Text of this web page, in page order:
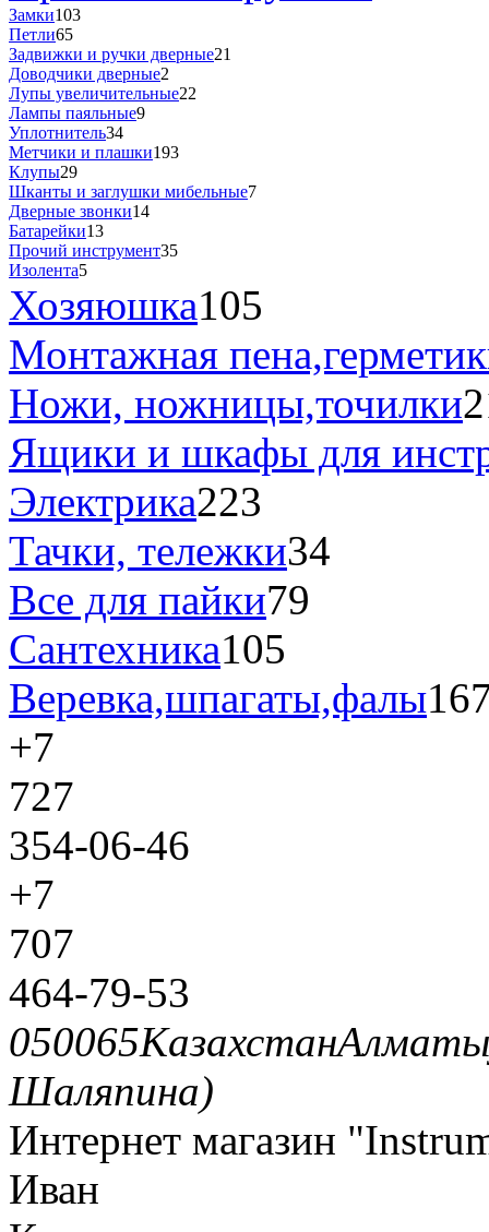
Замки103
Петли65
Задвижки и ручки дверные21
Доводчики дверные2
Лупы увеличительные22
Лампы паяльные9
Уплотнитель34
Метчики и плашки193
Клупы29
Шканты и заглушки мибельные7
Дверные звонки14
Батарейки13
Прочий инструмент35
Изолента5
Хозяюшка105
Монтажная
Ножи, ножницы,точилки
Ящики и шкафы для
Электрика223
Тачки, тележки34
Все для пайки79
Сантехника105
Веревка,шпагаты,фалы
+7
727
354-06-46
+7
707
464-79-53
050065КазахстанАлматы
Шаляпина)
Интернет магазин
Иван